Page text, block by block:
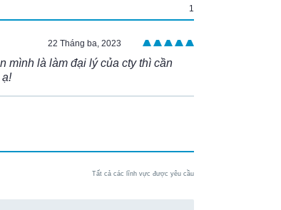
1
22 Tháng ba, 2023
mình là làm đại lý của cty thì cần
Tất cả các lĩnh vực được yêu cầu